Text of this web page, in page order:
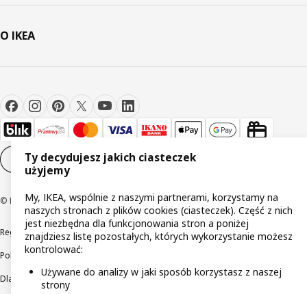
O IKEA
Ustawienia plików cookie PL
© Inter IKEA Systems B.V 1999-2026
RegulaminyPolityka prywatnościWycofane produkty
Polityka odpowiedzialnego ujawniania informacji
Dla akcjonariuszy IKEA Distribution
Ty decydujesz jakich ciasteczek
użyjemy
My, IKEA, wspólnie z naszymi partnerami, korzystamy na
naszych stronach z plików cookies (ciasteczek). Część z nich
jest niezbędna dla funkcjonowania stron a poniżej
znajdziesz listę pozostałych, których wykorzystanie możesz
kontrolować:
Używane do analizy w jaki sposób korzystasz z naszej
strony